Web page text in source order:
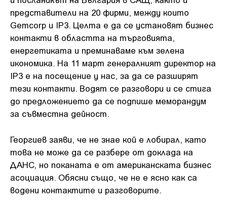
представители на 20 фирми, между които
Gemcorp и IP3. Целта е да се установят бизнес
контакти в областта на търговията,
енергетиката и преминаваме към зелена
икономика. На 11 март генералният директор на
IP3 е на посещение у нас, за да се разширят
тези контакти. Водят се разговори и се стига
до предложението да се подпише меморандум
за съвместна дейност.
Георгиев заяви, че не знае кой е лобирал, като
това не може да се разбере от доклада на
ДАНС, но поканата е от американската бизнес
асоциация. Обясни също, че не е ясно как са
водени контактите и разговорите.